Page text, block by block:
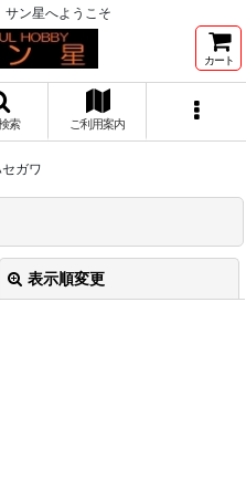
ン星へようこそ
カート
索 ご利用案内
ガワ
表示順変更